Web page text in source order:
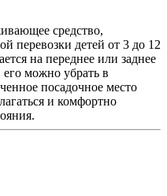
средство,
перевозки детей от 3 до 12
на переднее или заднее
его можно убрать в
посадочное место
и комфортно